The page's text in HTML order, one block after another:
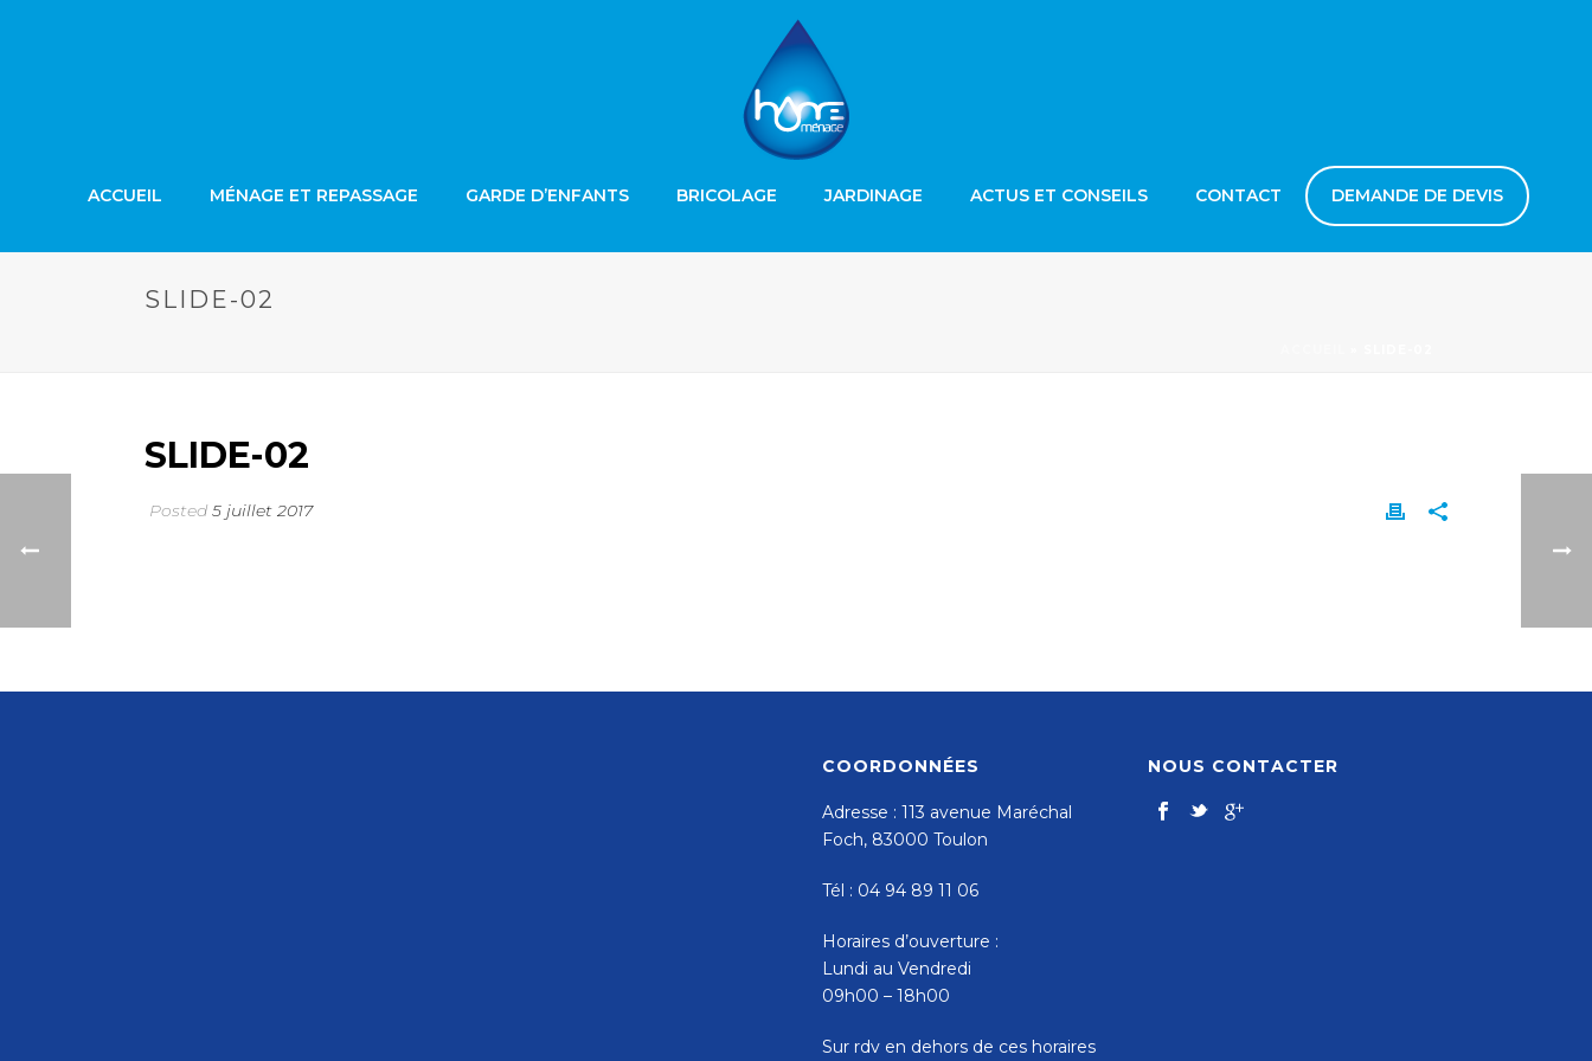
ACCUEIL MÉNAGE ET REPASSAGE GARDE D’ENFANTS BRICOLAGE JARDINAGE ACTUS ET CONSEILS CONTACT DEMANDE DE DEVIS
SLIDE-02
SLIDE-02
Posted 5 juillet 2017
COORDONNÉES
Adresse : 113 avenue Maréchal
Foch, 83000 Toulon
Tél : 04 94 89 11 06
Horaires d’ouverture :
Lundi au Vendredi
09h00 – 18h00
Sur rdv en dehors de ces horaires
NOUS CONTACTER